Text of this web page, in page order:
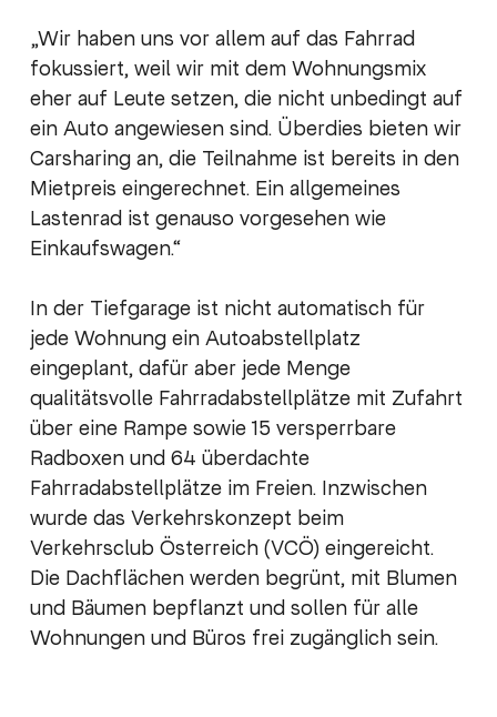
„Wir haben uns vor allem auf das Fahrrad
fokussiert, weil wir mit dem Wohnungsmix
eher auf Leute setzen, die nicht unbedingt auf
ein Auto angewiesen sind. Überdies bieten wir
Carsharing an, die Teilnahme ist bereits in den
Mietpreis eingerechnet. Ein allgemeines
Lastenrad ist genauso vorgesehen wie
Einkaufswagen.“
In der Tiefgarage ist nicht automatisch für
jede Wohnung ein Autoabstellplatz
eingeplant, dafür aber jede Menge
qualitätsvolle Fahrradabstellplätze mit Zufahrt
über eine Rampe sowie 15 versperrbare
Radboxen und 64 überdachte
Fahrradabstellplätze im Freien. Inzwischen
wurde das Verkehrskonzept beim
Verkehrsclub Österreich (VCÖ) eingereicht.
Die Dachflächen werden begrünt, mit Blumen
und Bäumen bepflanzt und sollen für alle
Wohnungen und Büros frei zugänglich sein.